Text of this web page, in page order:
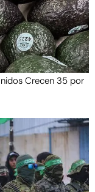
Crecen 35 por